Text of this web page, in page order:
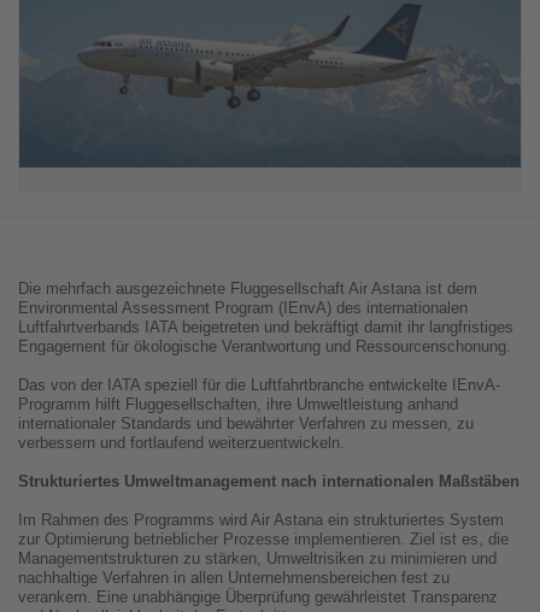
Die mehrfach ausgezeichnete Fluggesellschaft Air Astana ist dem
Environmental Assessment Program (IEnvA) des internationalen
Luftfahrtverbands IATA beigetreten und bekräftigt damit ihr langfristiges
Engagement für ökologische Verantwortung und Ressourcenschonung.
Das von der IATA speziell für die Luftfahrtbranche entwickelte IEnvA-
Programm hilft Fluggesellschaften, ihre Umweltleistung anhand
internationaler Standards und bewährter Verfahren zu messen, zu
verbessern und fortlaufend weiterzuentwickeln.
Strukturiertes Umweltmanagement nach internationalen Maßstäben
Im Rahmen des Programms wird Air Astana ein strukturiertes System
zur Optimierung betrieblicher Prozesse implementieren. Ziel ist es, die
Managementstrukturen zu stärken, Umweltrisiken zu minimieren und
nachhaltige Verfahren in allen Unternehmensbereichen fest zu
verankern. Eine unabhängige Überprüfung gewährleistet Transparenz